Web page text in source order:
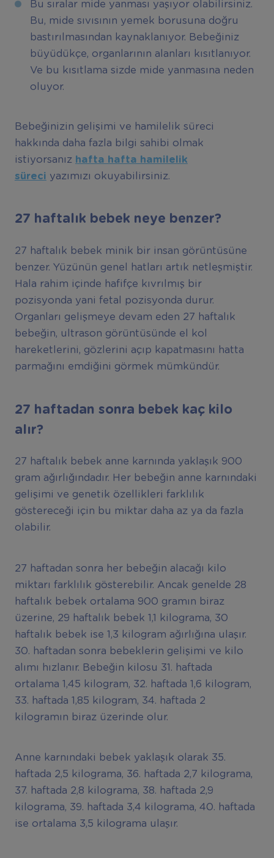
Bu sıralar mide yanması yaşıyor olabilirsiniz.
Bu, mide sıvısının yemek borusuna doğru
bastırılmasından kaynaklanıyor. Bebeğiniz
büyüdükçe, organlarının alanları kısıtlanıyor.
Ve bu kısıtlama sizde mide yanmasına neden
oluyor.
Bebeğinizin gelişimi ve hamilelik süreci
hakkında daha fazla bilgi sahibi olmak
istiyorsanız hafta hafta hamilelik
süreci yazımızı okuyabilirsiniz.
27 haftalık bebek neye benzer?
27 haftalık bebek minik bir insan görüntüsüne
benzer. Yüzünün genel hatları artık netleşmiştir.
Hala rahim içinde hafifçe kıvrılmış bir
pozisyonda yani fetal pozisyonda durur.
Organları gelişmeye devam eden 27 haftalık
bebeğin, ultrason görüntüsünde el kol
hareketlerini, gözlerini açıp kapatmasını hatta
parmağını emdiğini görmek mümkündür.
27 haftadan sonra bebek kaç kilo
alır?
27 haftalık bebek anne karnında yaklaşık 900
gram ağırlığındadır. Her bebeğin anne karnındaki
gelişimi ve genetik özellikleri farklılık
göstereceği için bu miktar daha az ya da fazla
olabilir.
27 haftadan sonra her bebeğin alacağı kilo
miktarı farklılık gösterebilir. Ancak genelde 28
haftalık bebek ortalama 900 gramın biraz
üzerine, 29 haftalık bebek 1,1 kilograma, 30
haftalık bebek ise 1,3 kilogram ağırlığına ulaşır.
30. haftadan sonra bebeklerin gelişimi ve kilo
alımı hızlanır. Bebeğin kilosu 31. haftada
ortalama 1,45 kilogram, 32. haftada 1,6 kilogram,
33. haftada 1,85 kilogram, 34. haftada 2
kilogramın biraz üzerinde olur.
Anne karnındaki bebek yaklaşık olarak 35.
haftada 2,5 kilograma, 36. haftada 2,7 kilograma,
37. haftada 2,8 kilograma, 38. haftada 2,9
kilograma, 39. haftada 3,4 kilograma, 40. haftada
ise ortalama 3,5 kilograma ulaşır.